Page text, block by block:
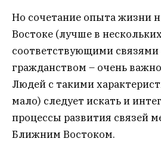
Но сочетание опыта жизни
Востоке (лучше в
соответствующими связями
гражданством – очень
Людей с такими
мало) следует искать и
процессы развития связей
Ближним Востоком.